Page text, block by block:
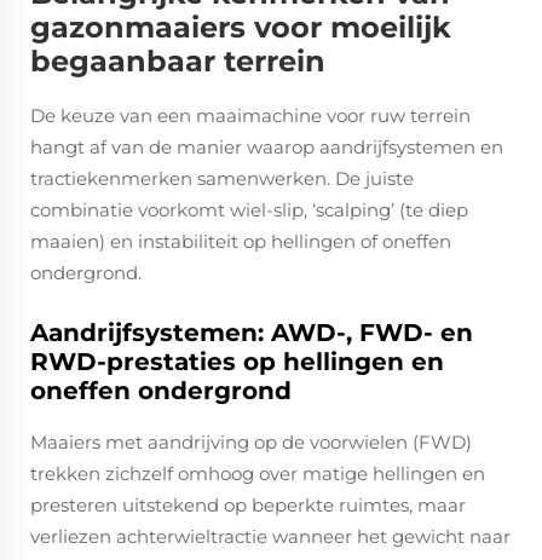
gazonmaaiers voor moeilijk
begaanbaar terrein
De keuze van een maaimachine voor ruw terrein
hangt af van de manier waarop aandrijfsystemen en
tractiekenmerken samenwerken. De juiste
combinatie voorkomt wiel-slip, ‘scalping’ (te diep
maaien) en instabiliteit op hellingen of oneffen
ondergrond.
Aandrijfsystemen: AWD-, FWD- en
RWD-prestaties op hellingen en
oneffen ondergrond
Maaiers met aandrijving op de voorwielen (FWD)
trekken zichzelf omhoog over matige hellingen en
presteren uitstekend op beperkte ruimtes, maar
verliezen achterwieltractie wanneer het gewicht naar